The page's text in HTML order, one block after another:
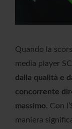
Quando la
media player
dalla qualità e
concorrente
massimo. Con
maniera